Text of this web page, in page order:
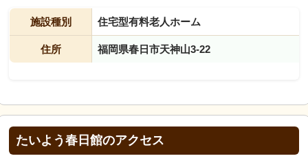
施設種別 住宅型有料老人ホーム
住所 福岡県春日市天神山3-22
たいよう春日館のアクセス